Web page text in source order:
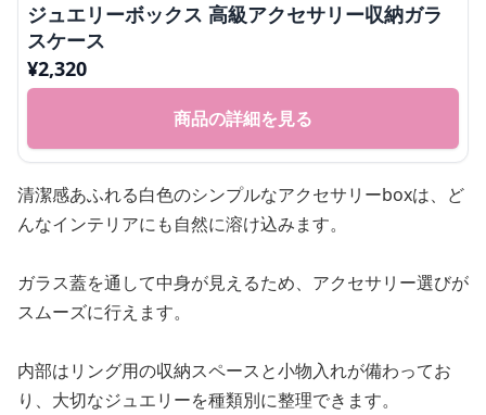
ジュエリーボックス 高級アクセサリー収納ガラ
スケース
¥2,320
商品の詳細を見る
清潔感あふれる白色のシンプルなアクセサリーboxは、ど
んなインテリアにも自然に溶け込みます。
ガラス蓋を通して中身が見えるため、アクセサリー選びが
スムーズに行えます。
内部はリング用の収納スペースと小物入れが備わってお
り、大切なジュエリーを種類別に整理できます。